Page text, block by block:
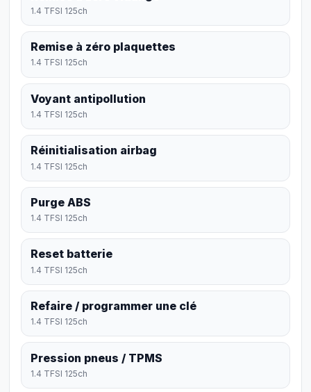
1.4 TFSI 125ch
Remise à zéro plaquettes
1.4 TFSI 125ch
Voyant antipollution
1.4 TFSI 125ch
Réinitialisation airbag
1.4 TFSI 125ch
Purge ABS
1.4 TFSI 125ch
Reset batterie
1.4 TFSI 125ch
Refaire / programmer une clé
1.4 TFSI 125ch
Pression pneus / TPMS
1.4 TFSI 125ch